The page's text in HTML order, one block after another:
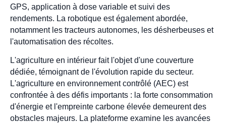
GPS, application à dose variable et suivi des
rendements. La robotique est également abordée,
notamment les tracteurs autonomes, les désherbeuses et
l'automatisation des récoltes.
L'agriculture en intérieur fait l'objet d'une couverture
dédiée, témoignant de l'évolution rapide du secteur.
L'agriculture en environnement contrôlé (AEC) est
confrontée à des défis importants : la forte consommation
d'énergie et l'empreinte carbone élevée demeurent des
obstacles majeurs. La plateforme examine les avancées